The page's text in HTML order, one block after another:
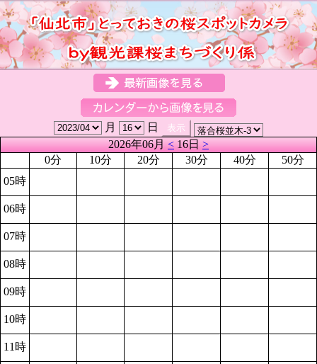
月
日
2026年06月<16日>
0分
10分 20分 30分 40分
50分
05時
06時
07時
08時
09時
10時
11時